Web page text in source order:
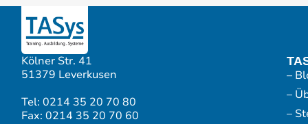
Kölner Str. 41
51379 Leverkusen
Tel: 0214 35 20 70 80
Fax: 0214 35 20 70 60
–
–
–